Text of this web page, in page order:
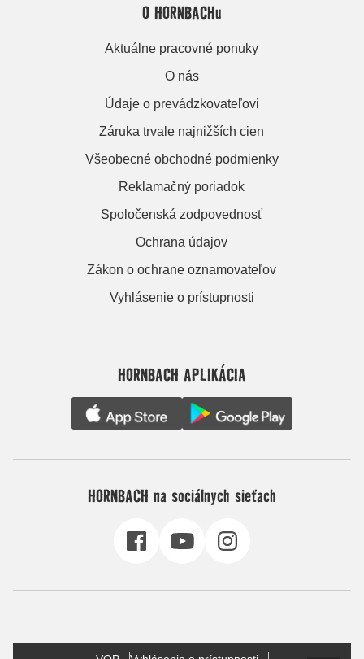
O HORNBACHu
Aktuálne pracovné ponuky
O nás
Údaje o prevádzkovateľovi
Záruka trvale najnižších cien
Všeobecné obchodné podmienky
Reklamačný poriadok
Spoločenská zodpovednosť
Ochrana údajov
Zákon o ochrane oznamovateľov
Vyhlásenie o prístupnosti
HORNBACH APLIKÁCIA
HORNBACH na sociálnych sieťach